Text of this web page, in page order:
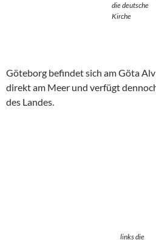
die deutsche
Kirche
Göteborg befindet sich am Göta
direkt am Meer und verfügt
des Landes.
links die